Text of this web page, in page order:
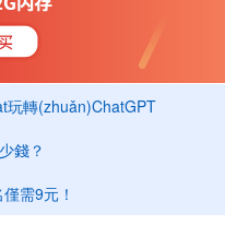
玩轉(zhuǎn)ChatGPT
錢？
9元！